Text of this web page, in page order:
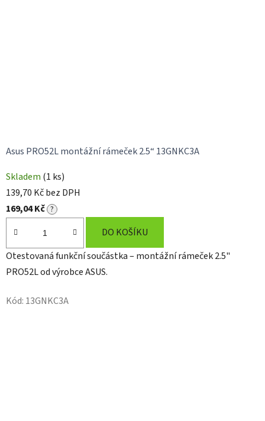
Asus PRO52L montážní rámeček 2.5“ 13GNKC3A
Skladem (1 ks)
139,70 Kč bez DPH
169,04 Kč ?
DO KOŠÍKU
Otestovaná funkční součástka – montážní rámeček 2.5"
PRO52L od výrobce ASUS.
Kód: 13GNKC3A